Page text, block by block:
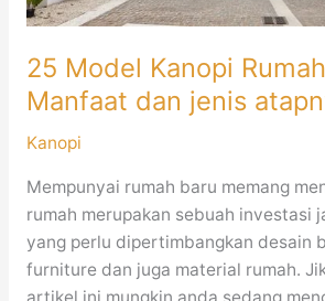
25 Model Kanopi
Manfaat dan jenis
Kanopi
Mempunyai rumah baru memang
rumah merupakan sebuah investasi
yang perlu dipertimbangkan desain
furniture dan juga material rumah.